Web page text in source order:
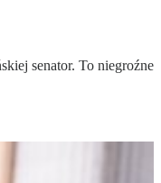
senator. To niegroźne